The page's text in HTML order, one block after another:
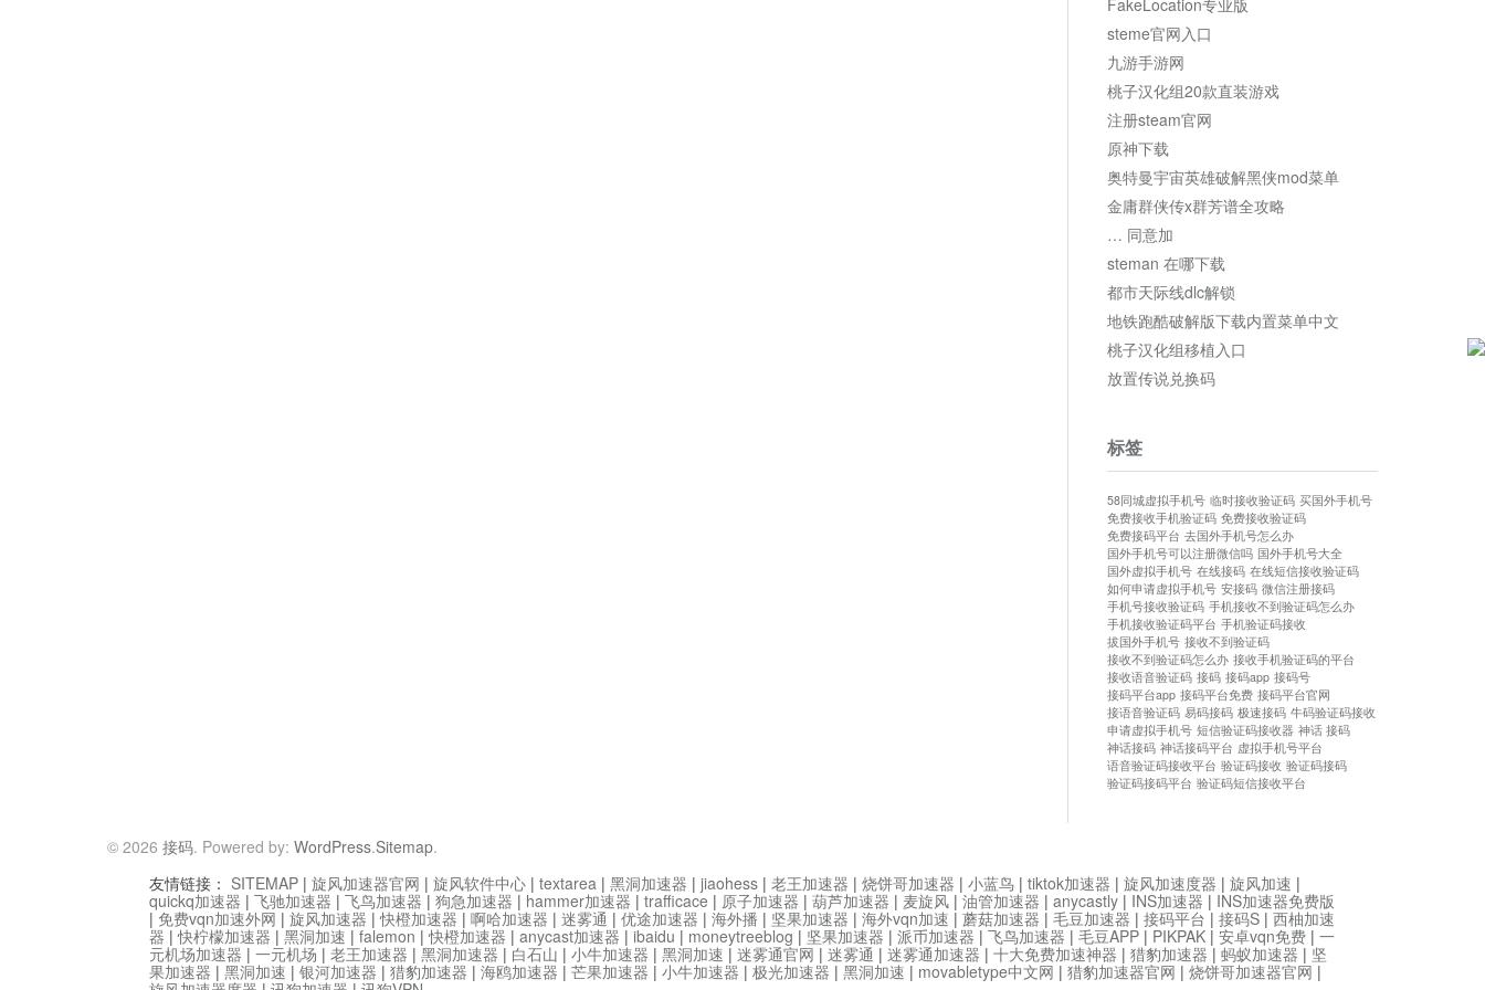
FakeLocation专业版
steme官网入口
九游手游网
桃子汉化组20款直装游戏
注册steam官网
原神下载
奥特曼宇宙英雄破解黑侠mod菜单
金庸群侠传x群芳谱全攻略
… 同意加
steman 在哪下载
都市天际线dlc解锁
地铁跑酷破解版下载内置菜单中文
桃子汉化组移植入口
放置传说兑换码
标签
58同城虚拟手机号 临时接收验证码 买国外手机号
免费接收手机验证码 免费接收验证码
免费接码平台 去国外手机号怎么办
国外手机号可以注册微信吗 国外手机号大全
国外虚拟手机号 在线接码 在线短信接收验证码
如何申请虚拟手机号 安接码 微信注册接码
手机号接收验证码 手机接收不到验证码怎么办
手机接收验证码平台 手机验证码接收
拔国外手机号 接收不到验证码
接收不到验证码怎么办 接收手机验证码的平台
接收语音验证码 接码 接码app 接码号
接码平台app 接码平台免费 接码平台官网
接语音验证码 易码接码 极速接码 牛码验证码接收
申请虚拟手机号 短信验证码接收器 神话 接码
神话接码 神话接码平台 虚拟手机号平台
语音验证码接收平台 验证码接收 验证码接码
验证码接码平台 验证码短信接收平台
© 2026 接码. Powered by: WordPress.Sitemap.
友情链接： SITEMAP | 旋风加速器官网 | 旋风软件中心 | textarea | 黑洞加速器 | jiaohess | 老王加速器 | 烧饼哥加速器 | 小蓝鸟 | tiktok加速器 | 旋风加速度器 | 旋风加速 |
quickq加速器 | 飞驰加速器 | 飞鸟加速器 | 狗急加速器 | hammer加速器 | trafficace | 原子加速器 | 葫芦加速器 | 麦旋风 | 油管加速器 | anycastly | INS加速器 | INS加速器免费版
| 免费vqn加速外网 | 旋风加速器 |快橙加速器 | 啊哈加速器 | 迷雾通 | 优途加速器 | 海外播 | 坚果加速器 | 海外vqn加速 | 蘑菇加速器 | 毛豆加速器 | 接码平台 | 接码S | 西柚加速
器 |快柠檬加速器 | 黑洞加速 | falemon |快橙加速器 | anycast加速器 | ibaidu | moneytreeblog | 坚果加速器 | 派币加速器 | 飞鸟加速器 | 毛豆APP | PIKPAK | 安卓vqn免费 | 一
元机场加速器 | 一元机场 | 老王加速器 | 黑洞加速器 | 白石山 | 小牛加速器 | 黑洞加速 | 迷雾通官网 | 迷雾通 | 迷雾通加速器 | 十大免费加速神器 | 猎豹加速器 | 蚂蚁加速器 | 坚
果加速器 | 黑洞加速 | 银河加速器 | 猎豹加速器 | 海鸥加速器 | 芒果加速器 | 小牛加速器 | 极光加速器 | 黑洞加速 | movabletype中文网 | 猎豹加速器官网 | 烧饼哥加速器官网 |